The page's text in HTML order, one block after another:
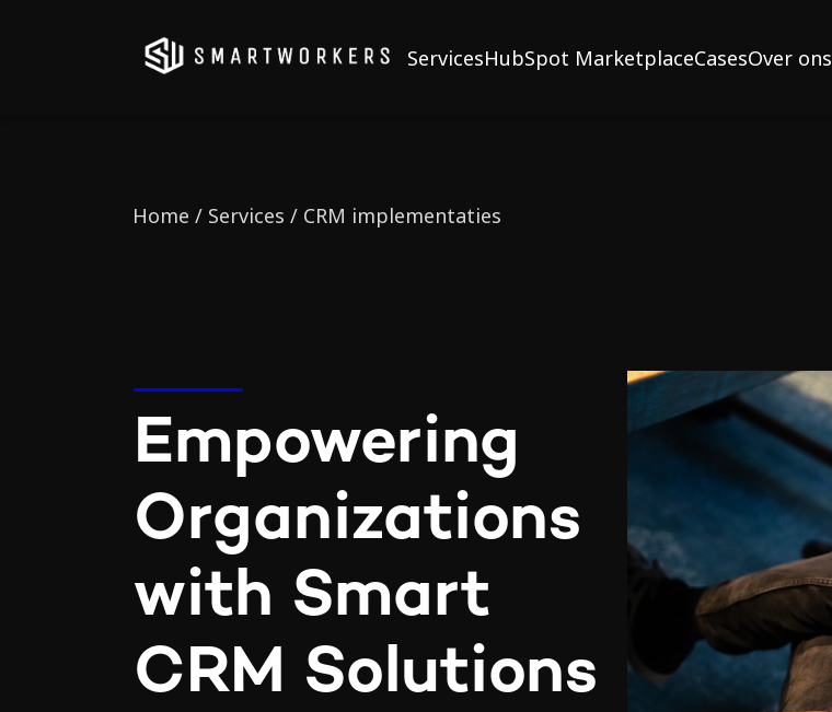
ServicesHubSpot MarketplaceCasesOver ons
Home / Services / CRM implementaties
Empowering
Organizations
with Smart
CRM Solutions